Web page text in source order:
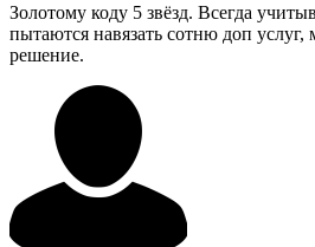
Золотому коду 5 звёзд. Всегда
пытаются навязать сотню доп услуг,
решение.